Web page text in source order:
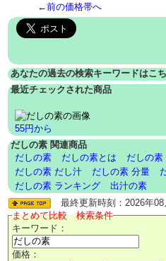
←前の価格帯へ
あなたの過去の検索キーワードはこ
最近チェックされた商品
55円から
だしの素 関連商品
だしの素
だしの素とは だしの素
だしの素 だし汁
だしの素 分量
だしの素 ランキング
出汁の素
最終更新時刻：2026年08
まとめて比較 検索条件
キーワード：
価格：